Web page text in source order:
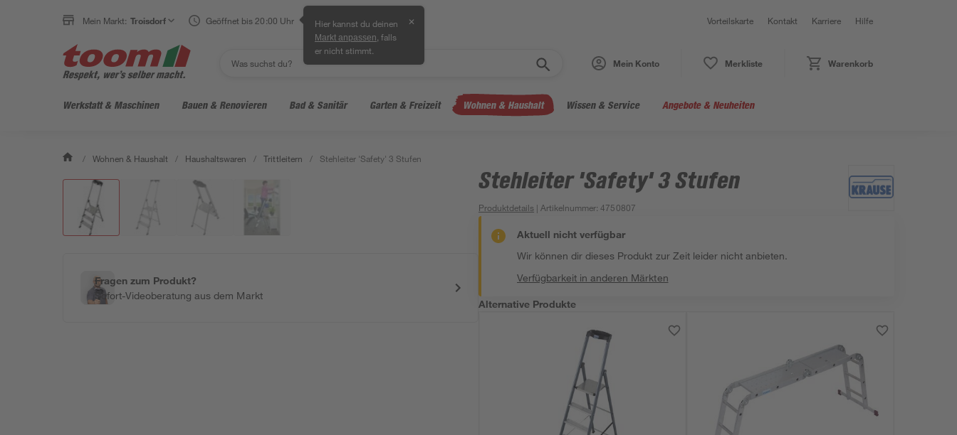
Mein Markt: Troisdorf Geöffnet bis 20:00 Uhr Hier kannst du deinen
Markt anpassen , falls
er nicht stimmt.
✕ Vorteilskarte Kontakt Karriere Hilfe
Mein Konto Merkliste Warenkorb
Werkstatt & Maschinen Bauen & Renovieren Bad & Sanitär Garten & Freizeit Wohnen & Haushalt Wissen & Service Angebote & Neuheiten
/ Wohnen & Haushalt / Haushaltswaren / Trittleitern / Stehleiter 'Safety' 3 Stufen
Fragen zum Produkt?
Sofort-Videoberatung aus dem Markt
Stehleiter 'Safety' 3 Stufen
Produktdetails | Artikelnummer:4750807
Aktuell nicht verfügbar
Wir können dir dieses Produkt zur Zeit leider nicht anbieten.
Verfügbarkeit in anderen Märkten
Alternative Produkte